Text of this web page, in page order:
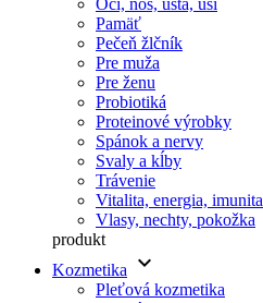
Pamäť
Pečeň žlčník
Pre muža
Pre ženu
Probiotiká
Proteinové výrobky
Spánok a nervy
Svaly a kĺby
Trávenie
Vitalita, energia, imunita
Vlasy, nechty, pokožka
produkt
Kozmetika
keyboard_arrow_down
Pleťová kozmetika